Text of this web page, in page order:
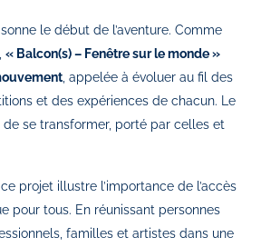
le début de l’aventure. Comme
« Balcon(s) – Fenêtre sur le monde »
, appelée à évoluer au fil des
et des expériences de chacun. Le
se transformer, porté par celles et
projet illustre l’importance de l’accès
pour tous. En réunissant personnes
familles et artistes dans une